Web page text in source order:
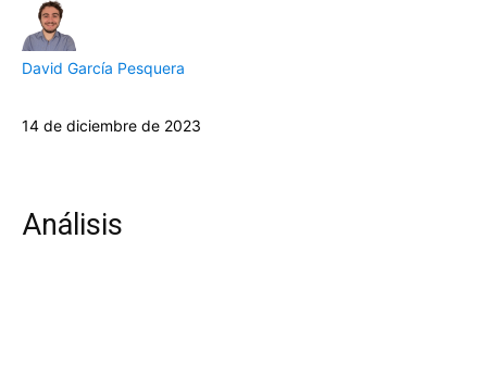
David García Pesquera
14 de diciembre de 2023
Análisis